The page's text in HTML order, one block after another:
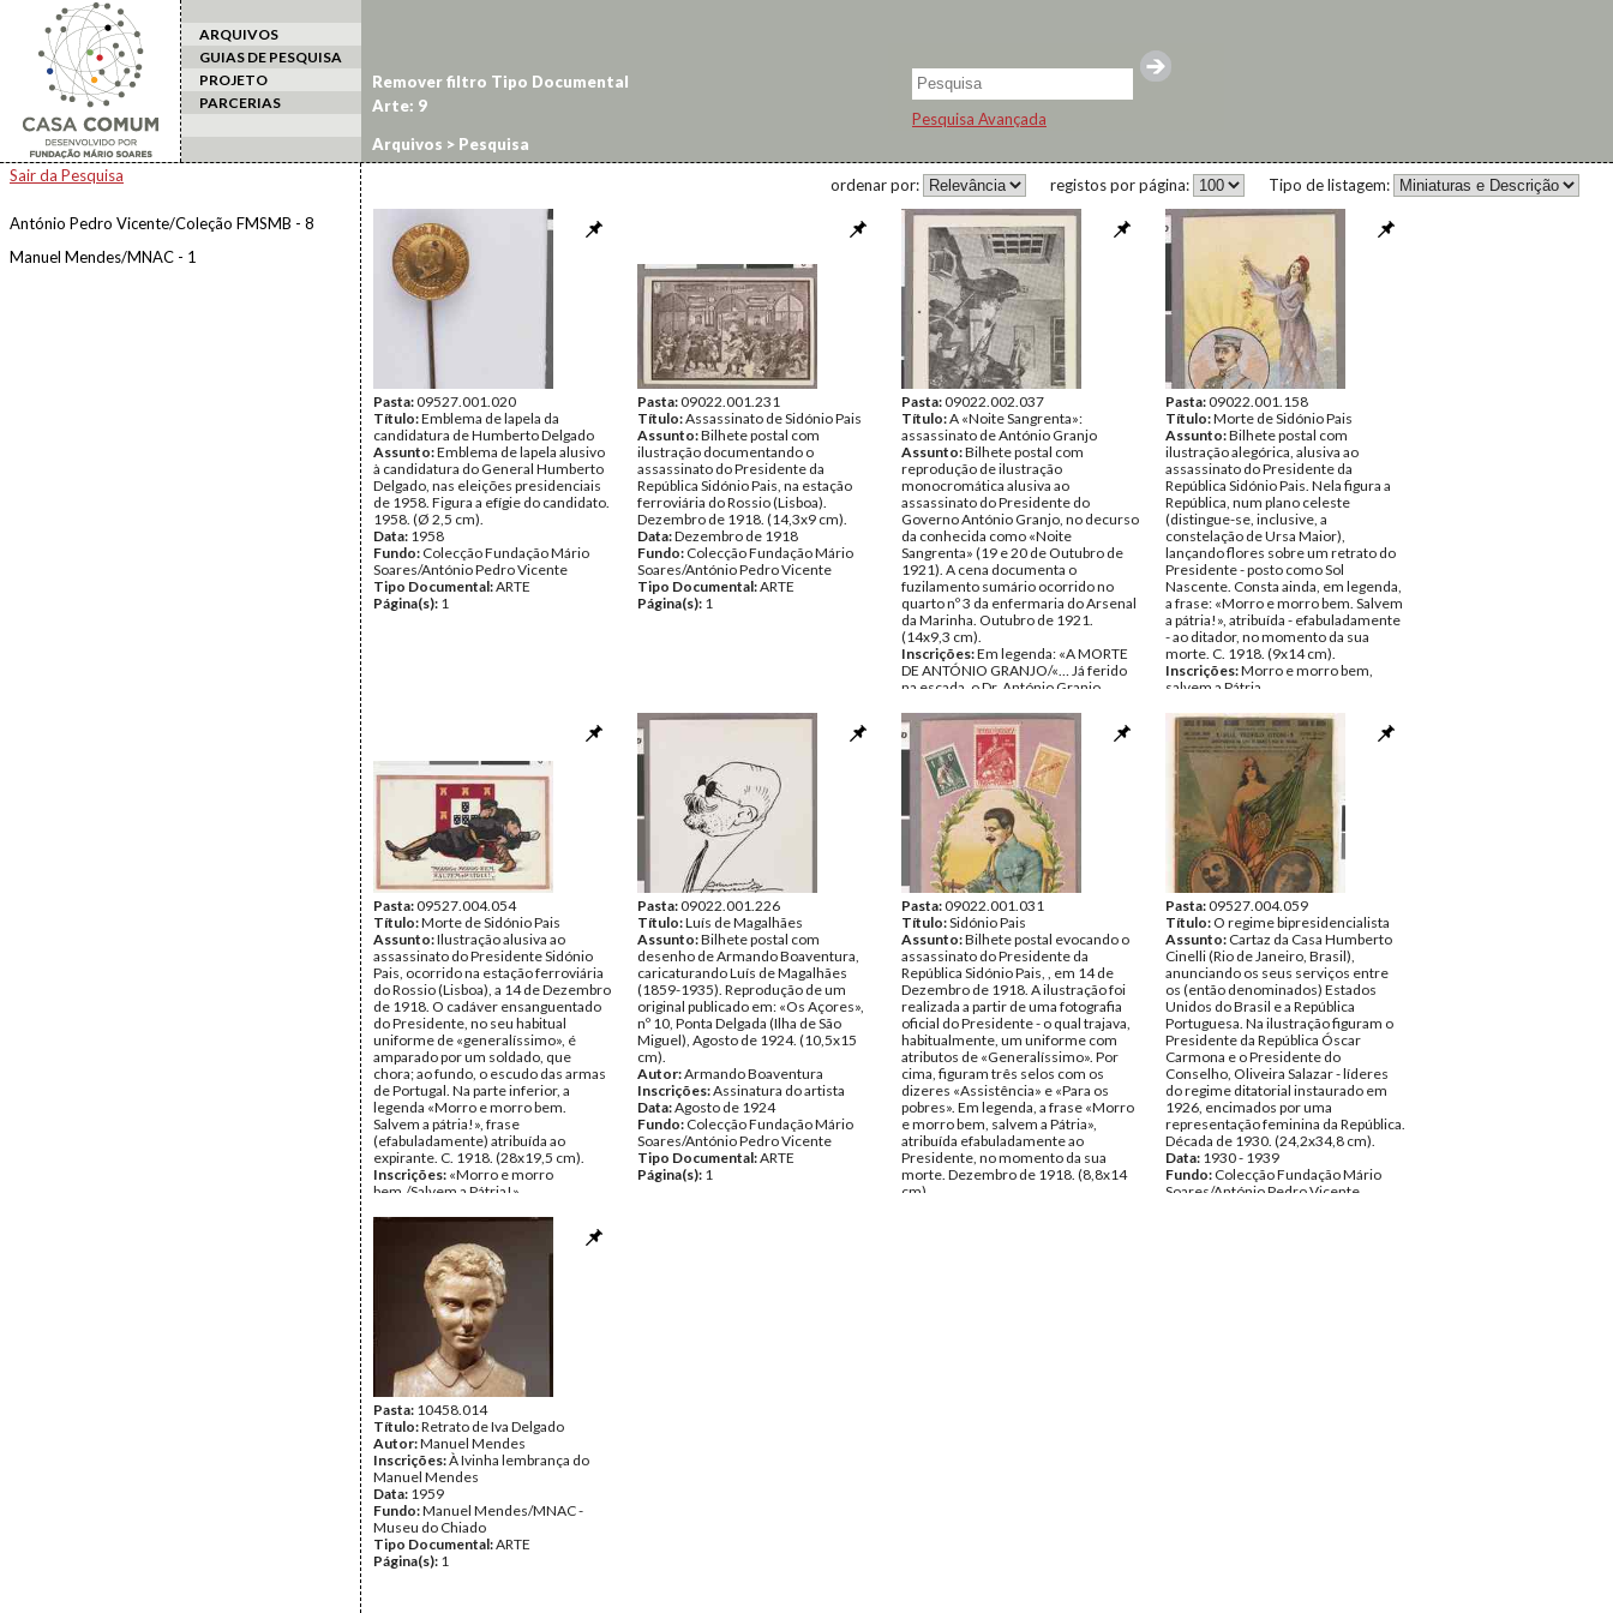
ARQUIVOS
GUIAS DE PESQUISA
PROJETO
PARCERIAS
Pesquisa Avançada
Arquivos > Pesquisa
Sair da Pesquisa
António Pedro Vicente/Coleção FMSMB - 8
Manuel Mendes/MNAC - 1
Remover filtro Tipo Documental
Arte: 9
Tipo de listagem:
registos por página:
ordenar por:
Pasta:09527.001.020
Título:Emblema de lapela da
candidatura de Humberto Delgado
Assunto:Emblema de lapela alusivo
à candidatura do General Humberto
Delgado, nas eleições presidenciais
de 1958. Figura a efígie do candidato.
1958. (Ø 2,5 cm).
Data: 1958
Fundo: Colecção Fundação Mário
Soares/António Pedro Vicente
Tipo Documental:ARTE
Página(s): 1
Pasta:09022.001.231
Título:Assassinato de Sidónio Pais
Assunto:Bilhete postal com
ilustração documentando o
assassinato do Presidente da
República Sidónio Pais, na estação
ferroviária do Rossio (Lisboa).
Dezembro de 1918. (14,3x9 cm).
Data:Dezembro de 1918
Fundo: Colecção Fundação Mário
Soares/António Pedro Vicente
Tipo Documental:ARTE
Página(s): 1
Pasta:09022.002.037
Título:A «Noite Sangrenta»:
assassinato de António Granjo
Assunto:Bilhete postal com
reprodução de ilustração
monocromática alusiva ao
assassinato do Presidente do
Governo António Granjo, no decurso
da conhecida como «Noite
Sangrenta» (19 e 20 de Outubro de
1921). A cena documenta o
fuzilamento sumário ocorrido no
quarto nº 3 da enfermaria do Arsenal
da Marinha. Outubro de 1921.
(14x9,3 cm).
Inscrições:Em legenda: «A MORTE
DE ANTÓNIO GRANJO/«… Já ferido
na escada, o Dr. António Granjo
entrando atraz dêle uma multidão
que ali o acabou de ma-/tar..»/(Do
relato duma testemunha ocular)»
Data:Quinta, 20 de Outubro de 1921
Fundo:Colecção Fundação Mário
Soares/António Pedro Vicente
Tipo Documental:
ARTE
Página(s):1
Pasta:09022.001.158
Título:Morte de Sidónio Pais
Assunto:Bilhete postal com
ilustração alegórica, alusiva ao
assassinato do Presidente da
República Sidónio Pais. Nela figura a
República, num plano celeste
(distingue-se, inclusive, a
constelação de Ursa Maior),
lançando flores sobre um retrato do
Presidente - posto como Sol
Nascente. Consta ainda, em legenda,
a frase: «Morro e morro bem. Salvem
a pátria!», atribuída - efabuladamente
- ao ditador, no momento da sua
morte. C. 1918. (9x14 cm).
Inscrições:Morro e morro bem,
salvem a Pátria.
Fundo:Colecção Fundação Mário
Soares/António Pedro Vicente
Tipo Documental:ARTE
Página(s):
Pasta:09527.004.054
Título:Morte de Sidónio Pais
Assunto:Ilustração alusiva ao
assassinato do Presidente Sidónio
Pais, ocorrido na estação ferroviária
do Rossio (Lisboa), a 14 de Dezembro
de 1918. O cadáver ensanguentado
do Presidente, no seu habitual
uniforme de «generalíssimo», é
amparado por um soldado, que
chora; ao fundo, o escudo das armas
de Portugal. Na parte inferior, a
legenda «Morro e morro bem.
Salvem a pátria!», frase
(efabuladamente) atribuída ao
expirante. C. 1918. (28x19,5 cm).
Inscrições: «Morro e morro
bem./Salvem a Pátria!»
Fundo:
Colecção Fundação Mário
Soares/António Pedro Vicente
Tipo Documental:ARTE
Página(s):1
Pasta:09022.001.226
Título:Luís de Magalhães
Assunto:Bilhete postal com
desenho de Armando Boaventura,
caricaturando Luís de Magalhães
(1859-1935). Reprodução de um
original publicado em: «Os Açores»,
nº 10, Ponta Delgada (Ilha de São
Miguel), Agosto de 1924. (10,5x15
cm).
Autor:Armando Boaventura
Inscrições:Assinatura do artista
Data:Agosto de 1924
Fundo: Colecção Fundação Mário
Soares/António Pedro Vicente
Tipo Documental:ARTE
Página(s): 1
Pasta:09022.001.031
Título:Sidónio Pais
Assunto:Bilhete postal evocando o
assassinato do Presidente da
República Sidónio Pais, , em 14 de
Dezembro de 1918. A ilustração foi
realizada a partir de uma fotografia
oficial do Presidente - o qual trajava,
habitualmente, um uniforme com
atributos de «Generalíssimo». Por
cima, figuram três selos com os
dizeres «Assistência» e «Para os
pobres». Em legenda, a frase «Morro
e morro bem, salvem a Pátria»,
atribuída efabuladamente ao
Presidente, no momento da sua
morte. Dezembro de 1918. (8,8x14
cm).
Pasta:09527.004.059
Título: O regime bipresidencialista
Assunto: Cartaz da Casa Humberto
Cinelli (Rio de Janeiro, Brasil),
anunciando os seus serviços entre
os (então denominados) Estados
Unidos do Brasil e a República
Portuguesa. Na ilustração figuram o
Presidente da República Óscar
Carmona e o Presidente do
Conselho, Oliveira Salazar - líderes
do regime ditatorial instaurado em
1926, encimados por uma
representação feminina da República.
Década de 1930. (24,2x34,8 cm).
Data: 1930 - 1939
Fundo: Colecção Fundação Mário
Soares/António Pedro Vicente
Pasta: 10458.014
Título:Retrato de Iva Delgado
Autor:Manuel Mendes
Inscrições:À Ivinha lembrança do
Manuel Mendes
Data: 1959
Fundo:Manuel Mendes/MNAC -
Museu do Chiado
Tipo Documental:ARTE
Página(s): 1